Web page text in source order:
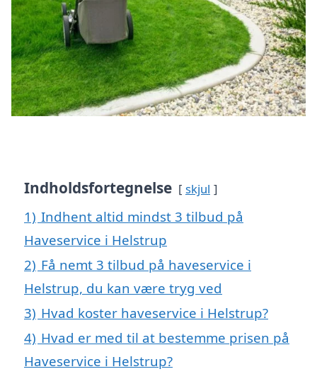
Indholdsfortegnelse skjul
1) Indhent altid mindst 3 tilbud på
Haveservice i Helstrup
2) Få nemt 3 tilbud på haveservice i
Helstrup, du kan være tryg ved
3) Hvad koster haveservice i Helstrup?
4) Hvad er med til at bestemme prisen på
Haveservice i Helstrup?